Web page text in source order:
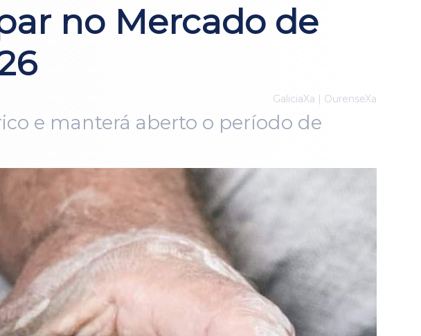
no Mercado de
GaliciaXa | OurenseXa
e manterá aberto o período de